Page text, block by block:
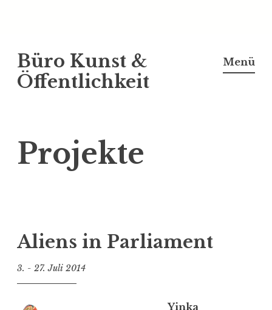
Büro Kunst &
Öffentlichkeit
Menü
Projekte
Aliens in Parliament
3. - 27. Juli 2014
Yinka